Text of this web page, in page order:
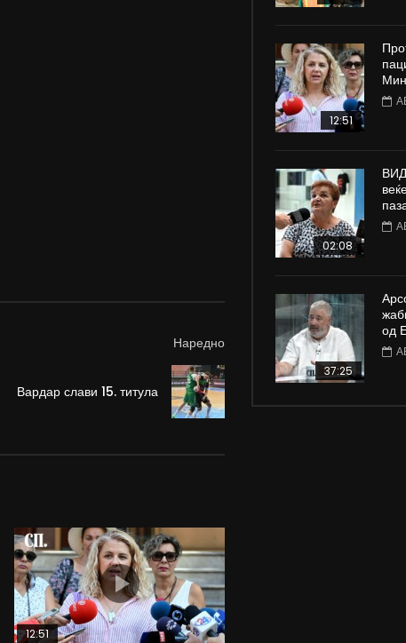
Наредно
Вардар слави 15. титула
12:51
12:51
02:08
37:25
од